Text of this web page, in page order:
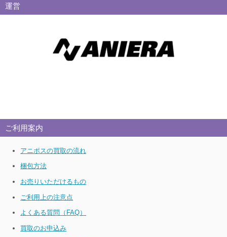
運営
ご利用案内
アニポスの買取の流れ
梱包方法
お売りいただけるもの
ご利用上の注意点
よくある質問（FAQ）
買取のお申込み